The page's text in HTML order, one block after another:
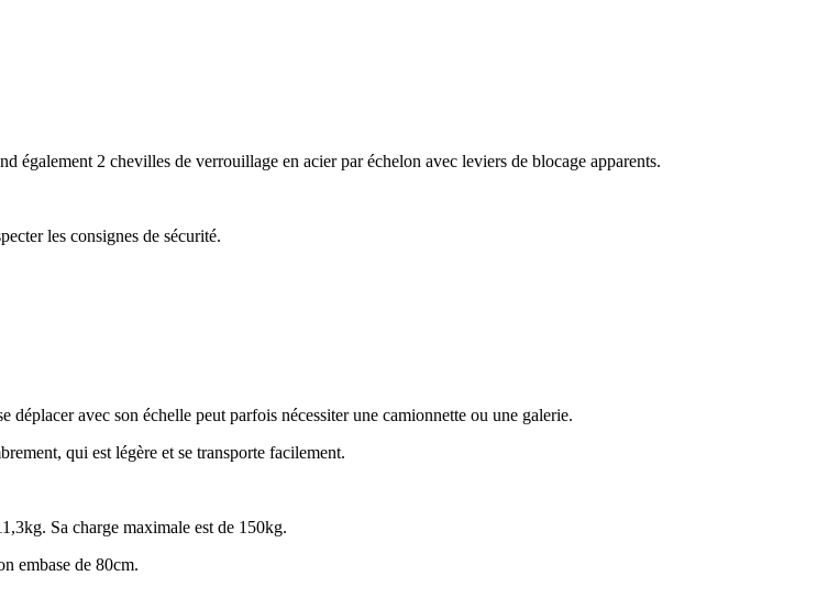
également 2 chevilles de verrouillage en acier par échelon avec leviers de blocage apparents.
les consignes de sécurité.
avec son échelle peut parfois nécessiter une camionnette ou une galerie.
qui est légère et se transporte facilement.
Sa charge maximale est de 150kg.
embase de 80cm.